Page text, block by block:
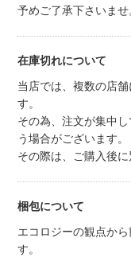
予めご了承下さいませ
在庫切れについて
当店では、複数の店
す。
その為、注文が集中
う場合がございます。
その際は、ご購入後に
梱包について
エコロジーの観点か
す。